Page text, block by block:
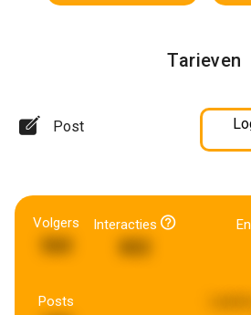
Tarieven
Post
Volgers
560
Interacties
Posts